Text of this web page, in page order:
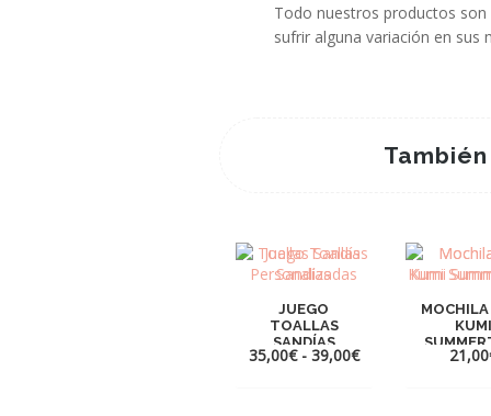
Todo nuestros productos
sufrir alguna variación en sus
JUEGO
TOALLAS
SANDÍAS
35,00€ - 39,00€Rango
MOCHILA
21,00